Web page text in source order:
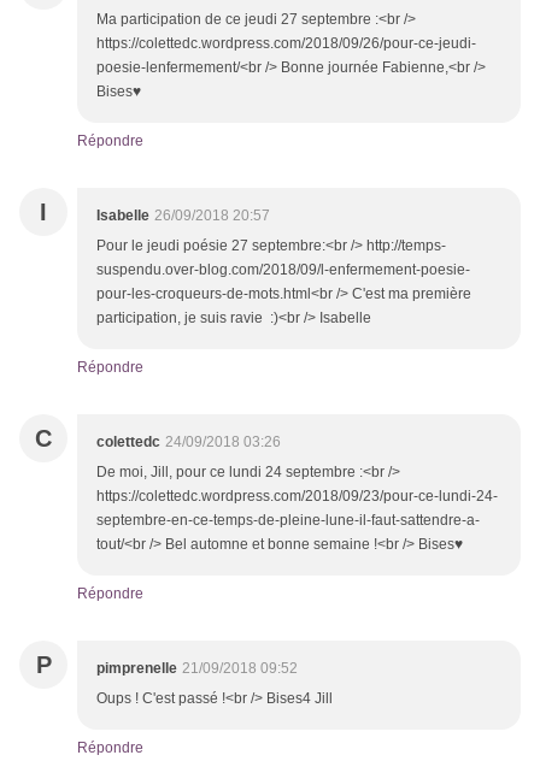
Ma participation de ce jeudi 27 septembre :<br />
https://colettedc.wordpress.com/2018/09/26/pour-ce-jeudi-
poesie-lenfermement/<br /> Bonne journée Fabienne,<br />
Bises♥
Répondre
I Isabelle 26/09/2018 20:57
Pour le jeudi poésie 27 septembre:<br /> http://temps-
suspendu.over-blog.com/2018/09/l-enfermement-poesie-
pour-les-croqueurs-de-mots.html<br /> C'est ma première
participation, je suis ravie :)<br /> Isabelle
Répondre
C colettedc 24/09/2018 03:26
De moi, Jill, pour ce lundi 24 septembre :<br />
https://colettedc.wordpress.com/2018/09/23/pour-ce-lundi-24-
septembre-en-ce-temps-de-pleine-lune-il-faut-sattendre-a-
tout/<br /> Bel automne et bonne semaine !<br /> Bises♥
Répondre
P pimprenelle 21/09/2018 09:52
Oups ! C'est passé !<br /> Bises4 Jill
Répondre